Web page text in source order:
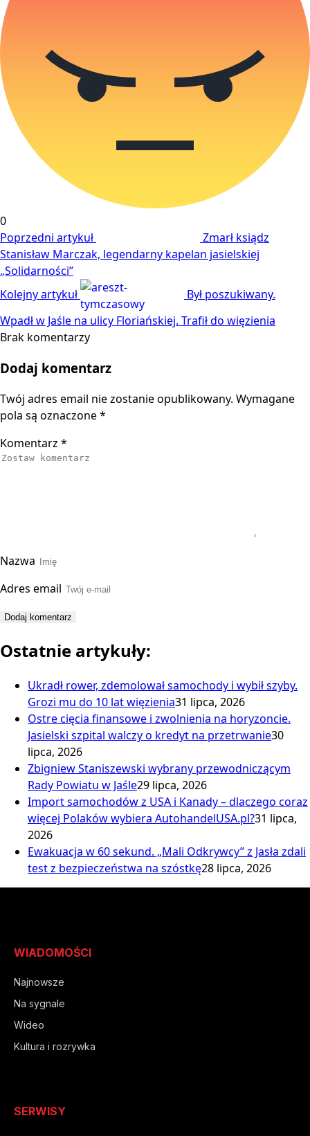
0
Poprzedni artykuł
Zmarł ksiądz
Stanisław Marczak, legendarny kapelan jasielskiej
„Solidarności”
Kolejny artykuł
Był poszukiwany.
Wpadł w Jaśle na ulicy Floriańskiej. Trafił do więzienia
Brak komentarzy
Dodaj komentarz
Twój adres email nie zostanie opublikowany. Wymagane
pola są oznaczone*
Komentarz *
Nazwa
Adres email
Ostatnie artykuły:
Ukradł rower, zdemolował samochody i wybił szyby.
Grozi mu do 10 lat więzienia31 lipca, 2026
Ostre cięcia finansowe i zwolnienia na horyzoncie.
Jasielski szpital walczy o kredyt na przetrwanie30
lipca, 2026
Zbigniew Staniszewski wybrany przewodniczącym
Rady Powiatu w Jaśle29 lipca, 2026
Import samochodów z USA i Kanady – dlaczego coraz
więcej Polaków wybiera AutohandelUSA.pl?31 lipca,
2026
Ewakuacja w 60 sekund. „Mali Odkrywcy” z Jasła zdali
test z bezpieczeństwa na szóstkę28 lipca, 2026
WIADOMOŚCI
Najnowsze
Na sygnale
Wideo
Kultura i rozrywka
SERWISY